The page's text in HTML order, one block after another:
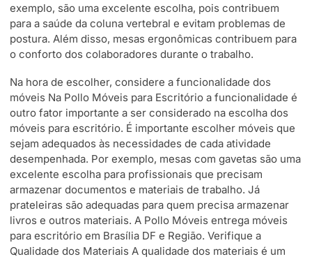
exemplo, são uma excelente escolha, pois contribuem
para a saúde da coluna vertebral e evitam problemas de
postura. Além disso, mesas ergonômicas contribuem para
o conforto dos colaboradores durante o trabalho.
Na hora de escolher, considere a funcionalidade dos
móveis Na Pollo Móveis para Escritório a funcionalidade é
outro fator importante a ser considerado na escolha dos
móveis para escritório. É importante escolher móveis que
sejam adequados às necessidades de cada atividade
desempenhada. Por exemplo, mesas com gavetas são uma
excelente escolha para profissionais que precisam
armazenar documentos e materiais de trabalho. Já
prateleiras são adequadas para quem precisa armazenar
livros e outros materiais. A Pollo Móveis entrega móveis
para escritório em Brasília DF e Região. Verifique a
Qualidade dos Materiais A qualidade dos materiais é um